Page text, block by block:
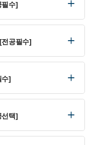
필수]
공필수]
수]
선택]